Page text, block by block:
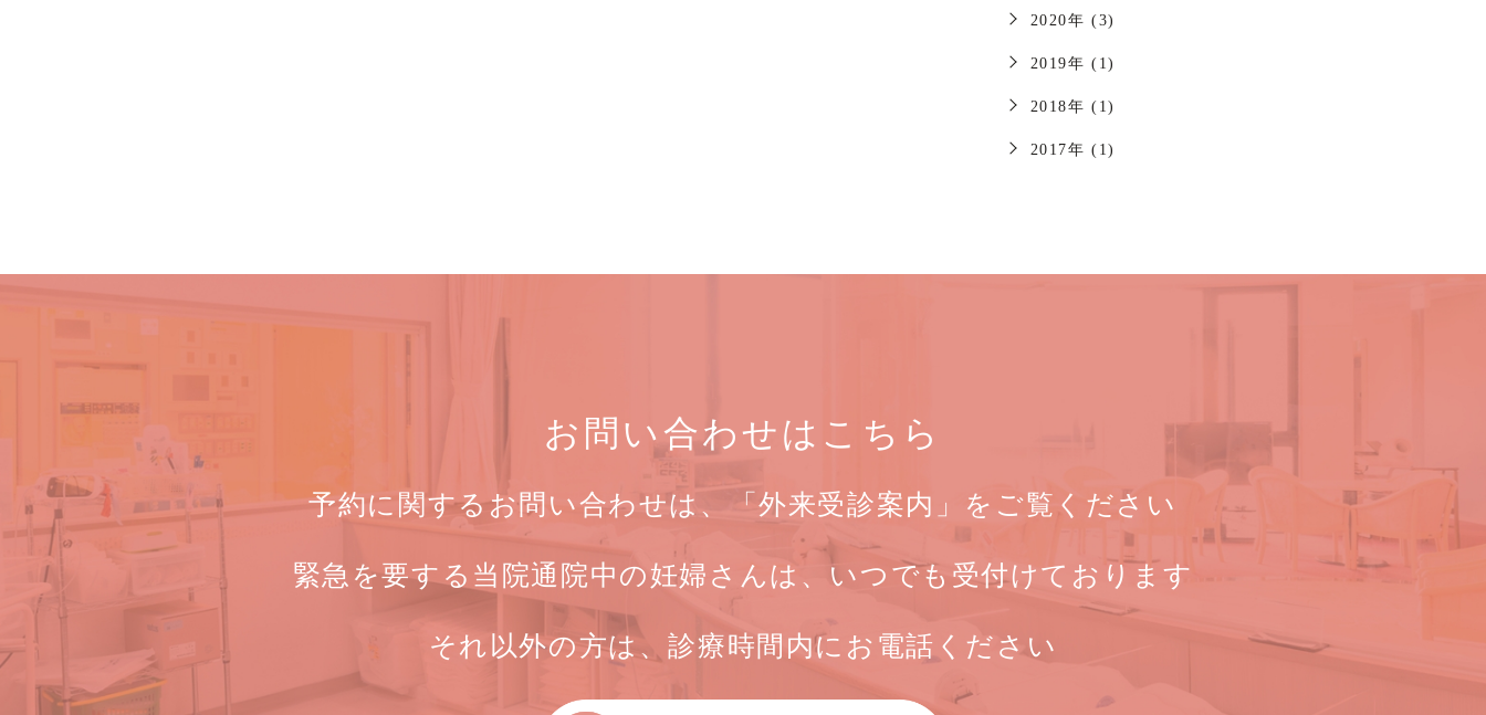
2020年 (3)
2019年 (1)
2018年 (1)
2017年 (1)
お問い合わせはこちら
予約に関するお問い合わせは、「外来受診案内」をご覧ください
緊急を要する当院通院中の妊婦さんは、いつでも受付けております
それ以外の方は、診療時間内にお電話ください